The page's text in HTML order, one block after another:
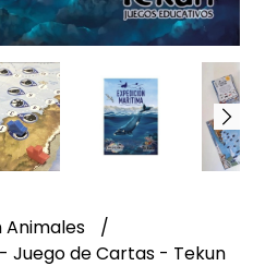
Animales
Juego de Cartas - Tekun